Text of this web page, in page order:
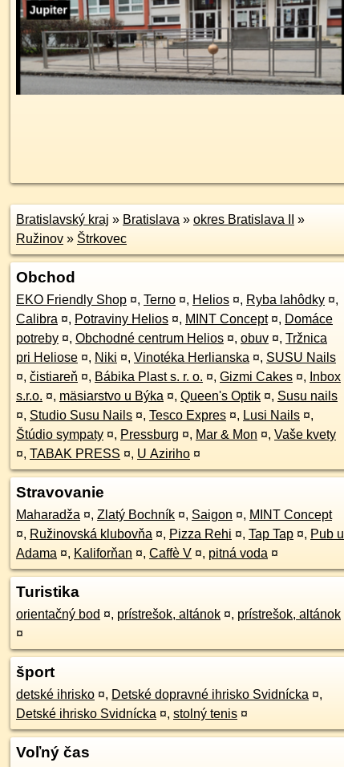
Bratislavský kraj » Bratislava » okres Bratislava II
»
Ružinov » Štrkovec
Obchod
EKO Friendly Shop ¤, Terno ¤, Helios ¤, Ryba lahôdky ¤,
Calibra ¤, Potraviny Helios ¤, MINT Concept ¤, Domáce
potreby ¤, Obchodné centrum Helios ¤, obuv ¤, Tržnica
pri Heliose ¤, Niki ¤, Vinotéka Herlianska ¤, SUSU Nails
¤, čistiareň ¤, Bábika Plast s. r. o. ¤, Gizmi Cakes ¤, Inbox
s.r.o. ¤, mäsiarstvo u Býka ¤, Queen's Optik ¤, Susu nails
¤, Studio Susu Nails ¤, Tesco Expres ¤, Lusi Nails ¤,
Štúdio sympaty ¤, Pressburg ¤, Mar & Mon ¤, Vaše kvety
¤, TABAK PRESS ¤, U Aziriho ¤
Stravovanie
Maharadža ¤, Zlatý Bochník ¤, Saigon ¤, MINT Concept
¤, Ružinovská klubovňa ¤, Pizza Rehi ¤, Tap Tap ¤, Pub u
Adama ¤, Kaliforňan ¤, Caffè V ¤, pitná voda ¤
Turistika
orientačný bod ¤, prístrešok, altánok ¤, prístrešok, altánok
¤
šport
detské ihrisko ¤, Detské dopravné ihrisko Svidnícka ¤,
Detské ihrisko Svidnícka ¤, stolný tenis ¤
Voľný čas